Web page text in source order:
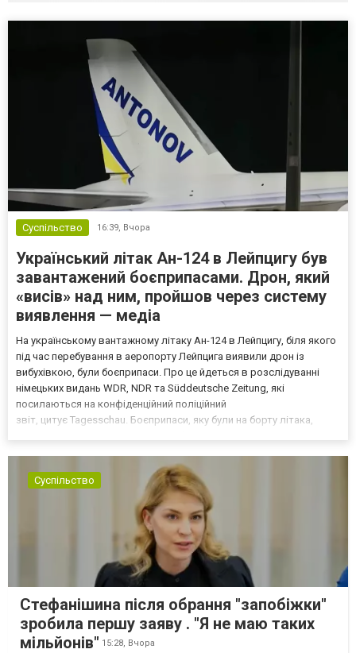
Суспільство 16:39, Вчора
Український літак Ан-124 в Лейпцигу був
завантажений боєприпасами. Дрон, який
«висів» над ним, пройшов через систему
виявлення — медіа
На українському вантажному літаку Ан-124 в Лейпцигу, біля якого
під час перебування в аеропорту Лейпцига виявили дрон із
вибухівкою, були боєприпаси. Про це йдеться в розслідуванні
німецьких видань WDR, NDR та Süddeutsche Zeitung, які
посилаються на конфіденційний поліційний
звіт, цитує Tagesschau. Боєприпаси, яку були на борту літака,
Суспільство
Стефанішина після обрання "запобіжки"
зробила першу заяву . "Я не маю таких
мільйонів" 15:28, Вчора